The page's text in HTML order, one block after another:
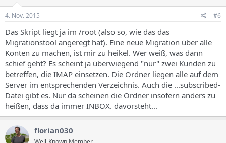
4. Nov. 2015 #6
Das Skript liegt ja im /root (also so, wie das das
Migrationstool angeregt hat). Eine neue Migration über alle
Konten zu machen, ist mir zu heikel. Wer weiß, was dann
schief geht? Es scheint ja überwiegend "nur" zwei Kunden zu
betreffen, die IMAP einsetzen. Die Ordner liegen alle auf dem
Server im entsprechenden Verzeichnis. Auch die ...subscribed-
Datei gibt es. Nur da scheinen die Ordner insofern anders zu
heißen, dass da immer INBOX. davorsteht...
florian030